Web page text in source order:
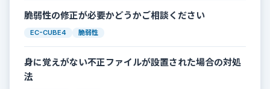
脆弱性の修正が必要かどうかご相談ください
EC-CUBE4 脆弱性
身に覚えがない不正ファイルが設置された場合の対処
法